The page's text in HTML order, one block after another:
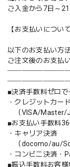
ご入金から7日～
【お支払いについて
以下のお支払い方
ご注文後のお支払
■決済手数料ゼロで
・クレジットカー
（VISA/Master/
■お支払い手数料
・キャリア決済
（docomo/au/
・コンビニ決済・
■振込手数料お客様